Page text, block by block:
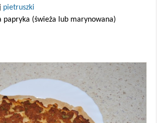
pietruszki
papryka (świeża lub marynowana)